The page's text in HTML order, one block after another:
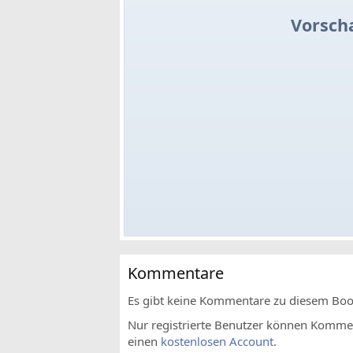
Kommentare
Es gibt keine Kommentare zu diesem
Nur registrierte Benutzer können
einen kostenlosen Account.